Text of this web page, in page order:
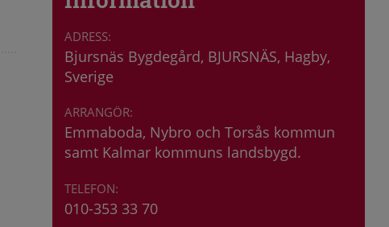
Bjursnäs Bygdegård, BJURSNÄS, Hagby,
Sverige
Emmaboda, Nybro och Torsås kommun
samt Kalmar kommuns landsbygd.
010-353 33 70